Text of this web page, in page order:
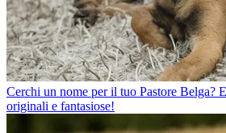
Cerchi un nome per il tuo Pastore Belga?
originali e fantasiose!